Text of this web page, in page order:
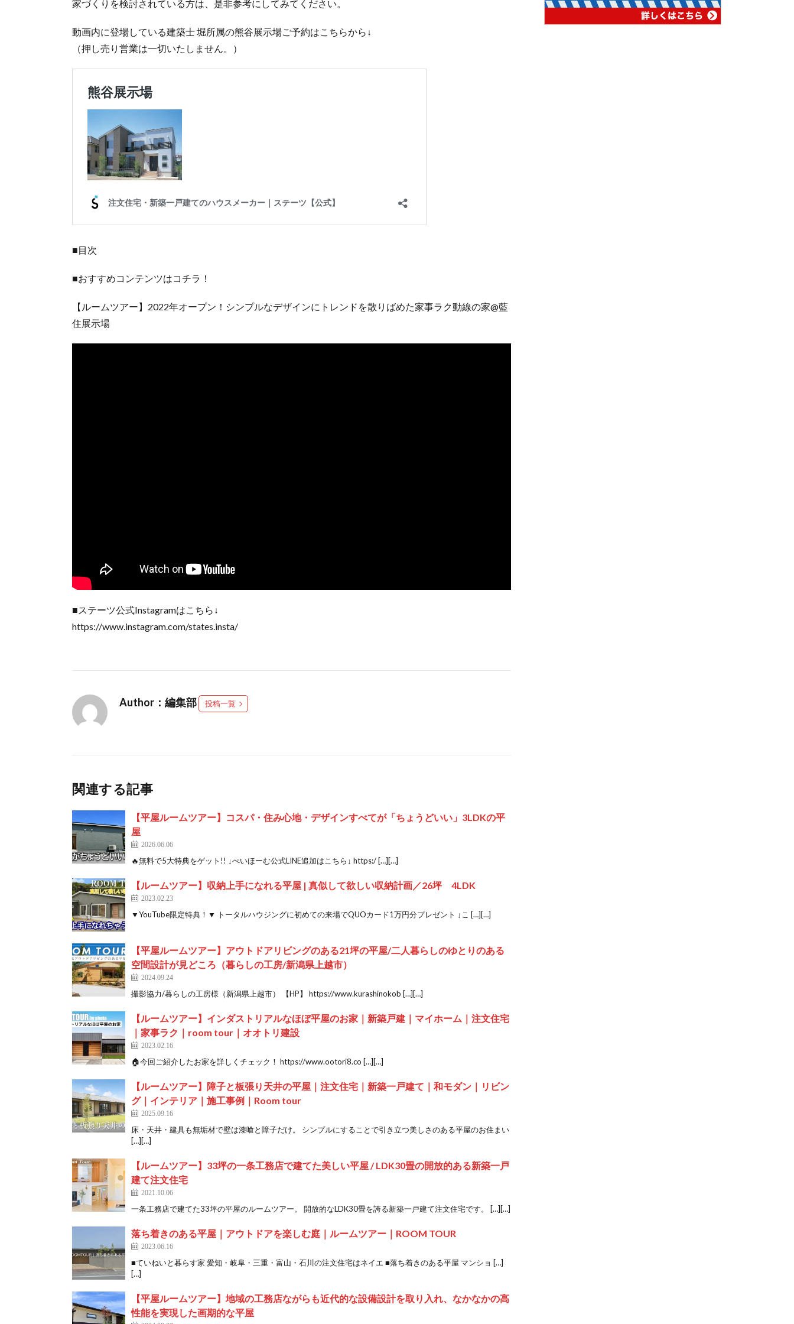
家づくりを検討されている方は、是非参考にしてみてください。
動画内に登場している建築士 堀所属の熊谷展示場ご予約はこちらから↓
（押し売り営業は一切いたしません。）
■目次
■おすすめコンテンツはコチラ！
【ルームツアー】2022年オープン！シンプルなデザインにトレンドを散りばめた家事ラク動線の家@藍
住展示場
■ステーツ公式Instagramはこちら↓
https://www.instagram.com/states.insta/
Author：編集部 投稿一覧
関連する記事
【平屋ルームツアー】コスパ・住み心地・デザインすべてが「ちょうどいい」3LDKの平
屋
2026.06.06
🔥無料で5大特典をゲット!! ↓ぺいほーむ公式LINE追加はこちら↓ https:/ […][…]
【ルームツアー】収納上手になれる平屋 | 真似して欲しい収納計画／26坪 4LDK
2023.02.23
▼YouTube限定特典！▼ トータルハウジングに初めての来場でQUOカード1万円分プレゼント ↓こ […][…]
【平屋ルームツアー】アウトドアリビングのある21坪の平屋/二人暮らしのゆとりのある
空間設計が見どころ（暮らしの工房/新潟県上越市）
2024.09.24
撮影協力/暮らしの工房様（新潟県上越市） 【HP】 https://www.kurashinokob […][…]
【ルームツアー】インダストリアルなほぼ平屋のお家｜新築戸建｜マイホーム｜注文住宅
｜家事ラク｜room tour｜オオトリ建設
2023.02.16
🏠今回ご紹介したお家を詳しくチェック！ https://www.ootori8.co […][…]
【ルームツアー】障子と板張り天井の平屋｜注文住宅｜新築一戸建て｜和モダン｜リビン
グ｜インテリア｜施工事例｜Room tour
2025.09.16
床・天井・建具も無垢材で壁は漆喰と障子だけ。 シンプルにすることで引き立つ美しさのある平屋のお住まい
[…][…]
【ルームツアー】33坪の一条工務店で建てた美しい平屋 / LDK30畳の開放的ある新築一戸
建て注文住宅
2021.10.06
一条工務店で建てた33坪の平屋のルームツアー。 開放的なLDK30畳を誇る新築一戸建て注文住宅です。 […][…]
落ち着きのある平屋｜アウトドアを楽しむ庭｜ルームツアー｜ROOM TOUR
2023.06.16
■ていねいと暮らす家 愛知・岐阜・三重・富山・石川の注文住宅はネイエ ■落ち着きのある平屋 マンショ […]
[…]
【平屋ルームツアー】地域の工務店ながらも近代的な設備設計を取り入れ、なかなかの高
性能を実現した画期的な平屋